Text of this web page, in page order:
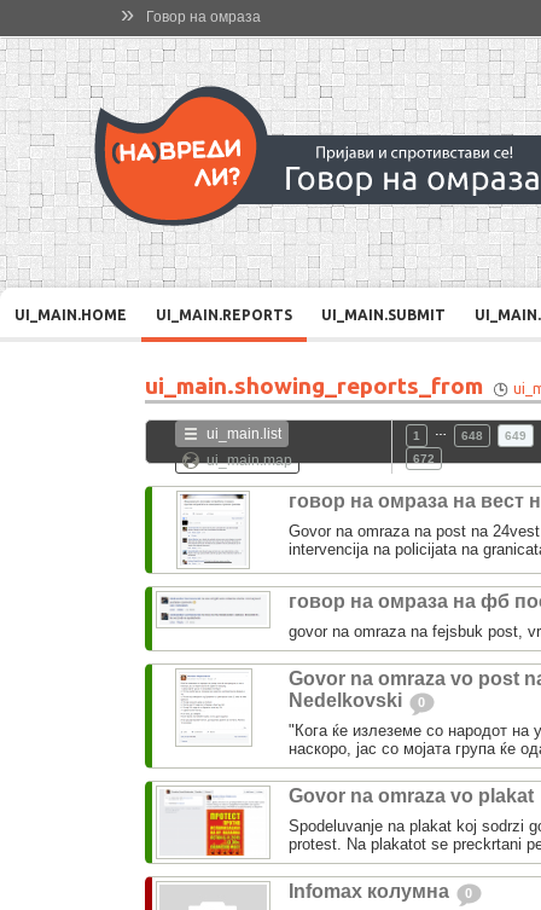
» Говор на омраза
UI_MAIN.HOME UI_MAIN.REPORTS UI_MAIN.SUBMIT
ui_main.showing_reports_from
ui_main.list
ui_main.map
1 648
649
672
говор на омраза на вест
Govor na omraza na post na
intervencija na policijata na
говор на омраза на фб
govor na omraza na fejsbuk post,
Govor na omraza vo post
Nedelkovski
0
"Кога ќе излеземе со народот на
наскоро, јас со мојата група ќе
Govor na omraza vo plakat
Spodeluvanje na plakat koj sodrzi
protest. Na plakatot se preckrtani
Infomax колумна 0